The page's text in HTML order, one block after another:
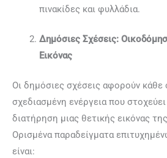
πινακίδες και φυλλάδια.
Δημόσιες Σχέσεις:
Εικόνας
Οι δημόσιες σχέσεις αφορούν κάθε
σχεδιασμένη ενέργεια που
διατήρηση μιας θετικής εικόνας
Ορισμένα παραδείγματα
είναι: